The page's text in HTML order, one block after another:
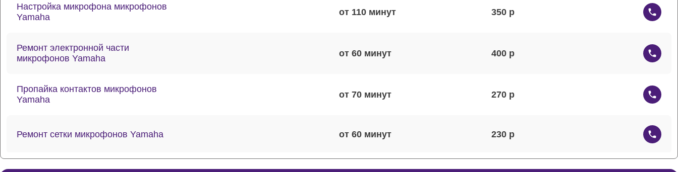
Настройка микрофона микрофонов
Yamaha
от 110 350
Ремонт электронной части
микрофонов Yamaha
от 60 400
Пропайка контактов микрофонов
Yamaha
от 70 270
Ремонт сетки микрофонов Yamaha от 60 230
Ремонт платы управления